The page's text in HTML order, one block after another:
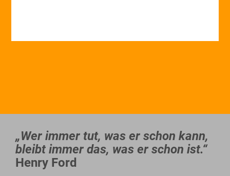
„Wer immer tut, was er schon kann,
bleibt immer das, was er schon ist.“
Henry Ford